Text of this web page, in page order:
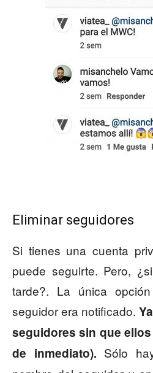
Eliminar seguidores
Si tienes una cuenta
puede seguirte. Pero,
tarde?. La única
seguidor era notificado.
seguidores sin que
de inmediato). Sólo